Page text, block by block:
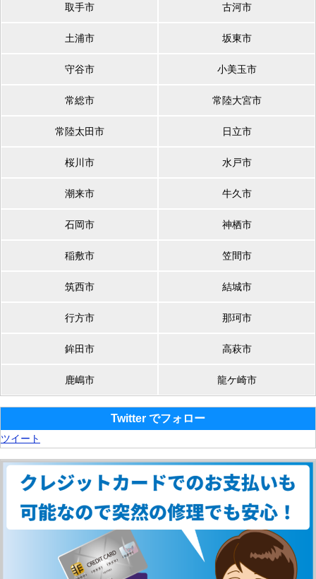
取手市 古河市
土浦市 坂東市
守谷市 小美玉市
常総市 常陸大宮市
常陸太田市 日立市
桜川市 水戸市
潮来市 牛久市
石岡市 神栖市
稲敷市 笠間市
筑西市 結城市
行方市 那珂市
鉾田市 高萩市
鹿嶋市 龍ケ崎市
Twitter でフォロー
ツイート